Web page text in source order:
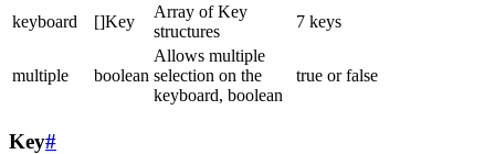
keyboard []Key
Array of Key
structures
7 keys
multiple boolean
Allows multiple
selection on the
keyboard, boolean
true or false
Key#